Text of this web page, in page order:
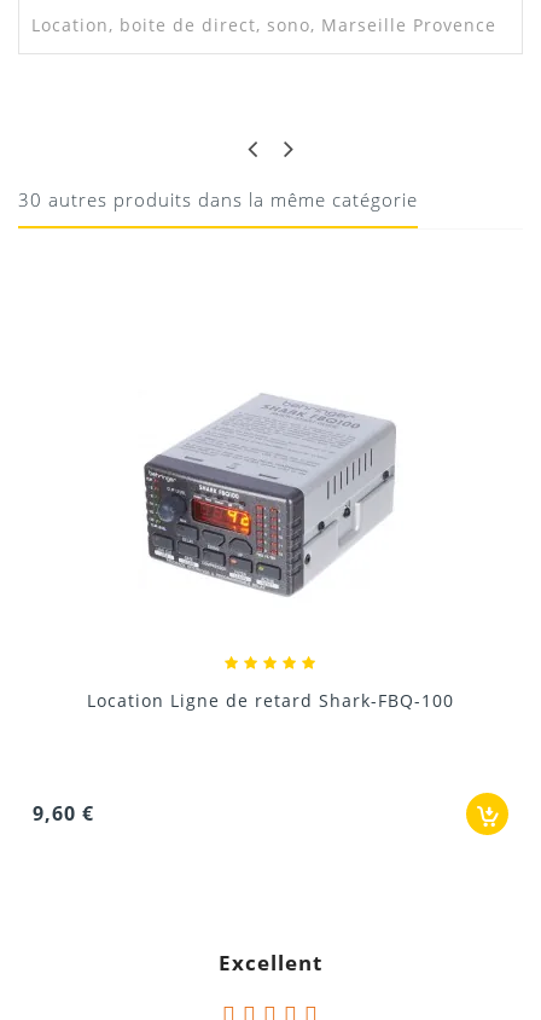
Location, boite de direct, sono, Marseille Provence
19/05/2020
30 autres produits dans la même catégorie
Excellent